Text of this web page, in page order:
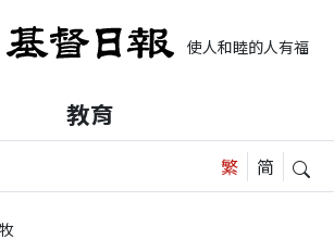
使人和睦的人有福了
教育